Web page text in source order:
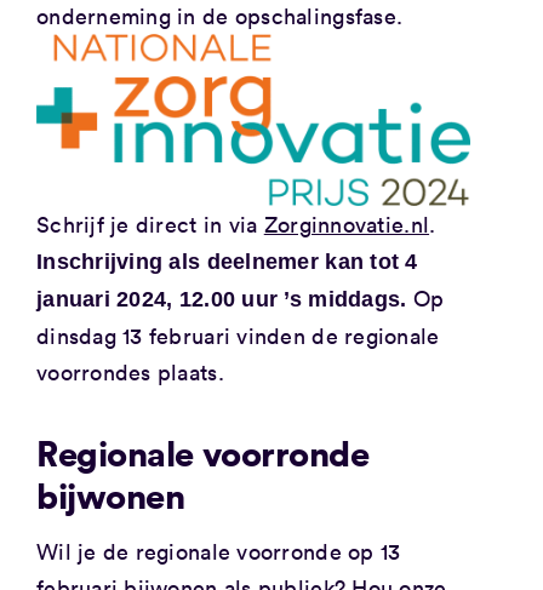
onderneming in de opschalingsfase.
Schrijf je direct in via Zorginnovatie.nl.
Inschrijving als deelnemer kan tot 4
januari 2024, 12.00 uur ’s middags. Op
dinsdag 13 februari vinden de regionale
voorrondes plaats.
Regionale voorronde
bijwonen
Wil je de regionale voorronde op 13